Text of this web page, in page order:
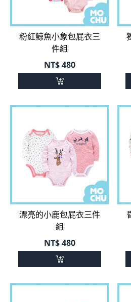
粉紅鯨魚小象包屁衣三
件組
NT$480
漂亮的小鹿包屁衣三件
組
NT$480